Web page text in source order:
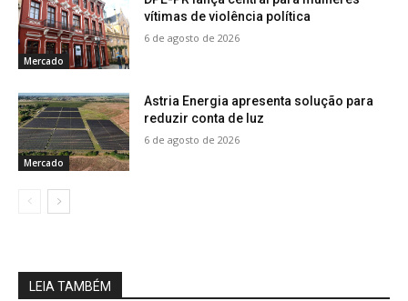
Mercado
vítimas de violência política
6 de agosto de 2026
Mercado
Astria Energia apresenta solução para
reduzir conta de luz
6 de agosto de 2026
LEIA TAMBÉM